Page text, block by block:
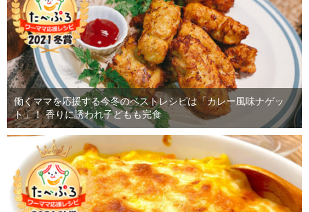
働くママを応援する今冬のベストレシピは「カレー風味ナゲッ
ト」！ 香りに誘われ子どもも完食